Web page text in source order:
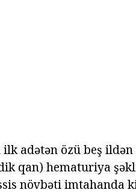
adətən özü beş ildən
qan) hematuriya
növbəti imtahanda